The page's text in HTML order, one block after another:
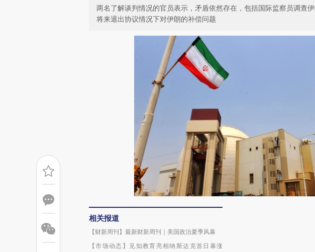
两名了解谈判情况的官员表示，矛盾依然存在，包括国际监察员调查
将来退出协议情况下对伊朗的补偿问题
相关报道
【财新周刊】最新财新周刊｜美国政治夏季风暴
【市场动态】见知教育亮相纳斯达克首日暴涨